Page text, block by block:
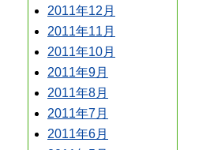
2011年12月
2011年11月
2011年10月
2011年9月
2011年8月
2011年7月
2011年6月